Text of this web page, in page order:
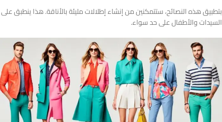
بتطبيق هذه النصائح، ستتمكنين من إنشاء إطلالات مليئة بالأناقة. هذا ينطبق على
السيدات والأطفال على حد سواء.